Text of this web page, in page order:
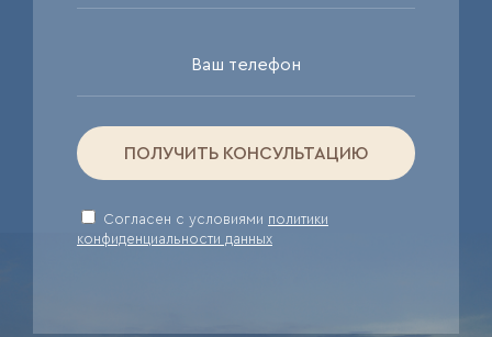
ПОЛУЧИТЬ КОНСУЛЬТАЦИЮ
Cогласен с условиями политики
конфиденциальности данных